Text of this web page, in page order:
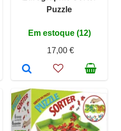
Puzzle
Em estoque (12)
17,00 €